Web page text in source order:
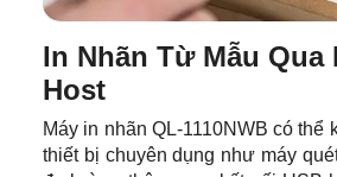
In Nhãn Từ Mẫu Qua
Host
Máy in nhãn QL-1110NWB có thể
thiết bị chuyên dụng như máy